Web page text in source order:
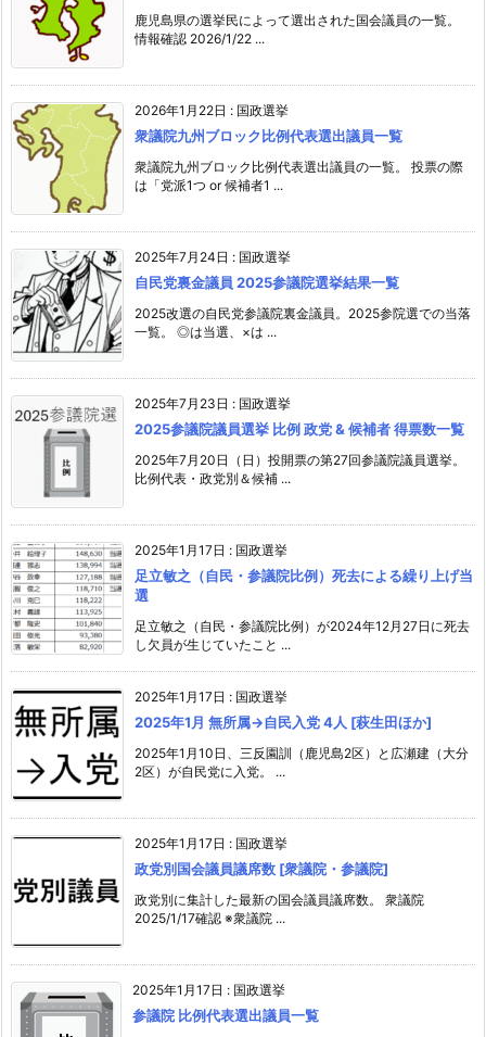
鹿児島県の選挙民によって選出された国会議員の一覧。
情報確認 2026/1/22 ...
2026年1月22日 : 国政選挙
衆議院九州ブロック比例代表選出議員一覧
衆議院九州ブロック比例代表選出議員の一覧。 投票の際
は「党派1つ or 候補者1 ...
2025年7月24日 : 国政選挙
自民党裏金議員 2025参議院選挙結果一覧
2025改選の自民党参議院裏金議員。2025参院選での当落
一覧。 ◎は当選、×は ...
2025年7月23日 : 国政選挙
2025参議院議員選挙 比例 政党 & 候補者 得票数一覧
2025年7月20日（日）投開票の第27回参議院議員選挙。
比例代表・政党別＆候補 ...
2025年1月17日 : 国政選挙
足立敏之（自民・参議院比例）死去による繰り上げ当
選
足立敏之（自民・参議院比例）が2024年12月27日に死去
し欠員が生じていたこと ...
2025年1月17日 : 国政選挙
2025年1月 無所属→自民入党 4人 [萩生田ほか]
2025年1月10日、三反園訓（鹿児島2区）と広瀬建（大分
2区）が自民党に入党。 ...
2025年1月17日 : 国政選挙
政党別国会議員議席数 [衆議院・参議院]
政党別に集計した最新の国会議員議席数。 衆議院
2025/1/17確認 ※衆議院 ...
2025年1月17日 : 国政選挙
参議院 比例代表選出議員一覧